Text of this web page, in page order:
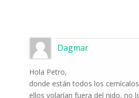
Dagmar
Hola Petro,
donde están todos los
ellos volarían fuera del nido, no